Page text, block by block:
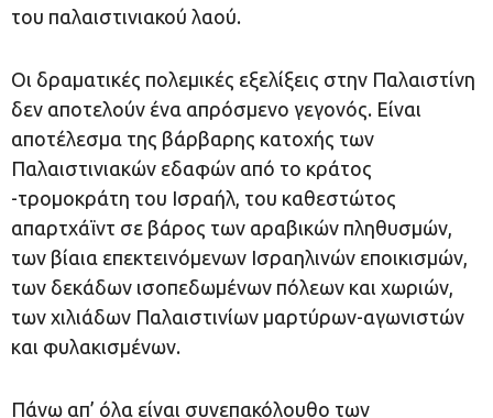
του παλαιστινιακού λαού.
Οι δραματικές πολεμικές εξελίξεις στην Παλαιστίνη
δεν αποτελούν ένα απρόσμενο γεγονός. Είναι
αποτέλεσμα της βάρβαρης κατοχής των
Παλαιστινιακών εδαφών από το κράτος
-τρομοκράτη του Ισραήλ, του καθεστώτος
απαρτχάϊντ σε βάρος των αραβικών πληθυσμών,
των βίαια επεκτεινόμενων Ισραηλινών εποικισμών,
των δεκάδων ισοπεδωμένων πόλεων και χωριών,
των χιλιάδων Παλαιστινίων μαρτύρων-αγωνιστών
και φυλακισμένων.
Πάνω απ’ όλα είναι συνεπακόλουθο των